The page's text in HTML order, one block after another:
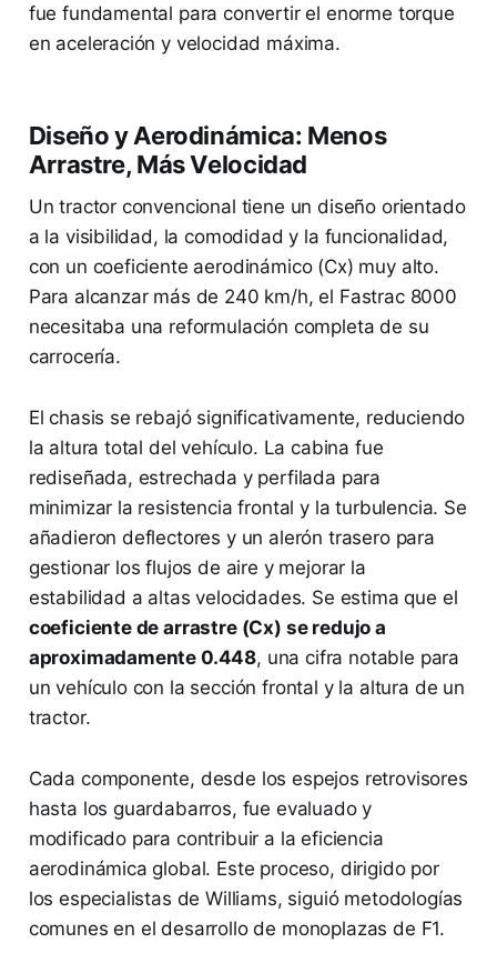
fue fundamental para convertir el enorme torque
en aceleración y velocidad máxima.
Diseño y Aerodinámica: Menos
Arrastre, Más Velocidad
Un tractor convencional tiene un diseño orientado
a la visibilidad, la comodidad y la funcionalidad,
con un coeficiente aerodinámico (Cx) muy alto.
Para alcanzar más de 240 km/h, el Fastrac 8000
necesitaba una reformulación completa de su
carrocería.
El chasis se rebajó significativamente, reduciendo
la altura total del vehículo. La cabina fue
rediseñada, estrechada y perfilada para
minimizar la resistencia frontal y la turbulencia. Se
añadieron deflectores y un alerón trasero para
gestionar los flujos de aire y mejorar la
estabilidad a altas velocidades. Se estima que el
coeficiente de arrastre (Cx) se redujo a
aproximadamente 0.448, una cifra notable para
un vehículo con la sección frontal y la altura de un
tractor.
Cada componente, desde los espejos retrovisores
hasta los guardabarros, fue evaluado y
modificado para contribuir a la eficiencia
aerodinámica global. Este proceso, dirigido por
los especialistas de Williams, siguió metodologías
comunes en el desarrollo de monoplazas de F1.